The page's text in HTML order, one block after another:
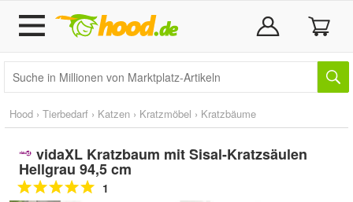
Hood › Tierbedarf › Katzen › Kratzmöbel › Kratzbäume
vidaXL Kratzbaum mit Sisal-Kratzsäulen
Hellgrau 94,5 cm
1